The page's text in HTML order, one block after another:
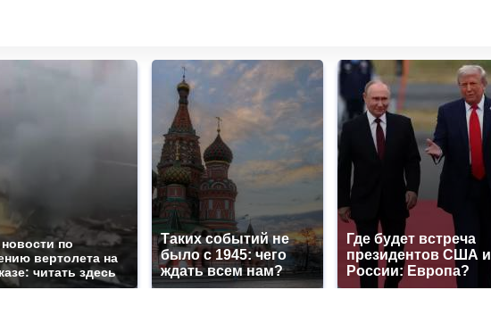
по
вертолета на
читать здесь
Таких событий не
было с 1945: чего
ждать всем нам?
Где будет встреча
президентов США и
России: Европа?